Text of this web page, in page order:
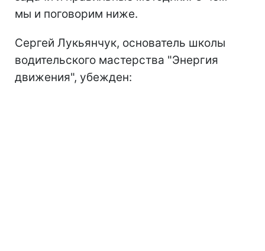
мы и поговорим ниже.
Сергей Лукьянчук, основатель школы
водительского мастерства "Энергия
движения", убежден: